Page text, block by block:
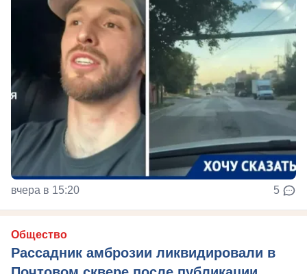
вчера в 15:20 5
Общество
Рассадник амброзии ликвидировали в